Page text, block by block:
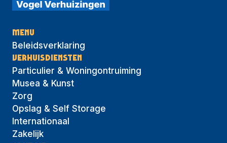
MENU
Beleidsverklaring
VERHUISDIENSTEN
Particulier & Woningontruiming
Musea & Kunst
Zorg
Opslag & Self Storage
Internationaal
Zakelijk